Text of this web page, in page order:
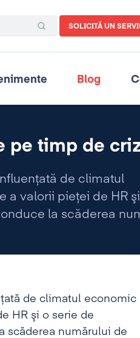
SOLICITĂ UN
Blog
pe timp de
de climatul
a valorii pieţei de HR
la scăderea
de climatul economic
HR şi o serie de
scăderea numărului de